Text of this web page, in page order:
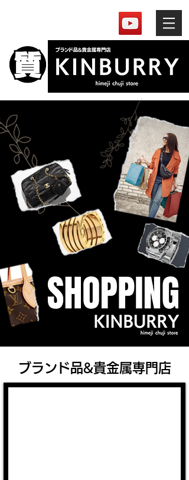
​ブランド品&貴金属専門店